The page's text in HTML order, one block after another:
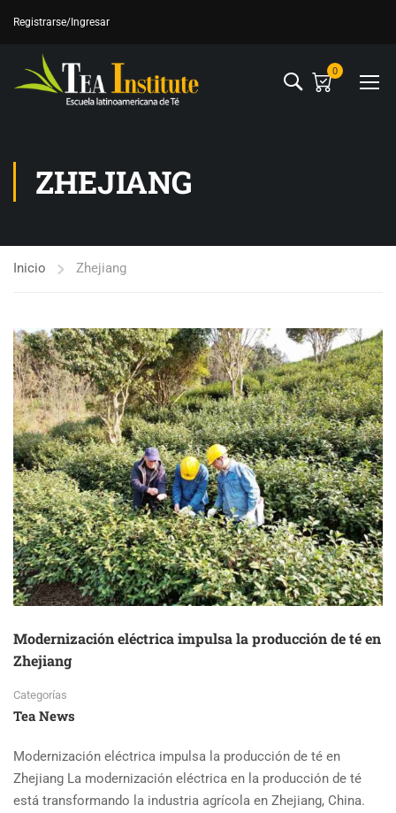
Registrarse/Ingresar
0
ZHEJIANG
Inicio Zhejiang
Modernización eléctrica impulsa la producción de té en
Zhejiang
Categorías
Tea News
Modernización eléctrica impulsa la producción de té en
Zhejiang La modernización eléctrica en la producción de té
está transformando la industria agrícola en Zhejiang, China.